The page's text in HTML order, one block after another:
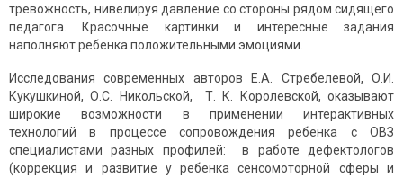
тревожность, нивелируя давление со стороны рядом сидящего
педагога. Красочные картинки и интересные задания
наполняют ребенка положительными эмоциями.
Исследования современных авторов Е.А. Стребелевой, О.И.
Кукушкиной, О.С. Никольской, Т. К. Королевской, оказывают
широкие возможности в применении интерактивных
технологий в процессе сопровождения ребенка с ОВЗ
специалистами разных профилей: в работе дефектологов
(коррекция и развитие у ребенка сенсомоторной сферы и